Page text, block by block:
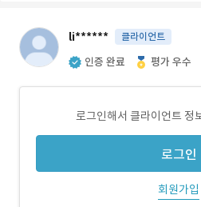
li****** 클라이언트
인증 완료 평가 우수
로그인해서 클라이언트 정
로그인
회원가입